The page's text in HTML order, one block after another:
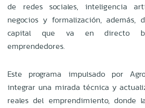
de redes sociales, inteligencia
negocios y formalización, además,
capital que va en directo
emprendedores.
Este programa impulsado por
integrar una mirada técnica y
reales del emprendimiento, donde